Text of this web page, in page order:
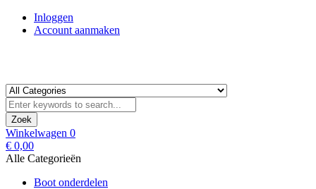
Inloggen
Account aanmaken
Zoek
Winkelwagen 0
€ 0,00
Alle Categorieën
Boot onderdelen